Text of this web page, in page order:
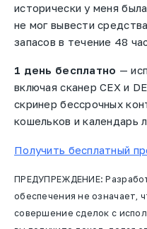
исторически у меня
не мог вывести
запасов в течение 48
1 день бесплатно —
включая сканер CEX и
скринер бессрочных
кошельков и календарь
Получить бесплатный
ПРЕДУПРЕЖДЕНИЕ:
обеспечения не означает,
совершение сделок с